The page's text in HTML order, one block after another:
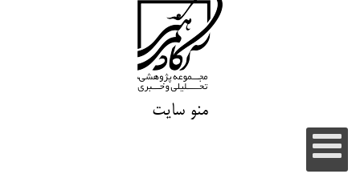
منو سایت